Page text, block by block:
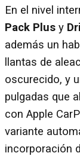
En el nivel
Pack Plus y
además un
llantas de
oscurecido, y
pulgadas que
con Apple
variante
incorporación